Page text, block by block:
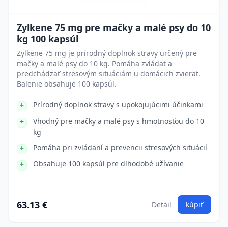
Zylkene 75 mg pre mačky a malé psy do 10
kg 100 kapsúl
Zylkene 75 mg je prírodný doplnok stravy určený pre
mačky a malé psy do 10 kg. Pomáha zvládať a
predchádzať stresovým situáciám u domácich zvierat.
Balenie obsahuje 100 kapsúl.
Prírodný doplnok stravy s upokojujúcimi účinkami
Vhodný pre mačky a malé psy s hmotnosťou do 10
kg
Pomáha pri zvládaní a prevencii stresových situácií
Obsahuje 100 kapsúl pre dlhodobé užívanie
63.13 € Detail kúpiť